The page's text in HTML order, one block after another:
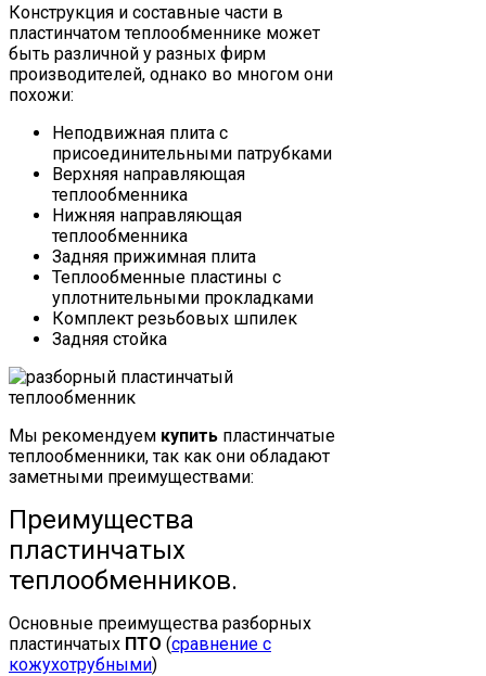
Конструкция и составные части в
пластинчатом теплообменнике может
быть различной у разных фирм
производителей, однако во многом они
похожи:
Неподвижная плита с
присоединительными патрубками
Верхняя направляющая
теплообменника
Нижняя направляющая
теплообменника
Задняя прижимная плита
Теплообменные пластины с
уплотнительными прокладками
Комплект резьбовых шпилек
Задняя стойка
Мы рекомендуем купить пластинчатые
теплообменники, так как они обладают
заметными преимуществами:
Преимущества
пластинчатых
теплообменников.
Основные преимущества разборных
пластинчатых ПТО (сравнение с
кожухотрубными)